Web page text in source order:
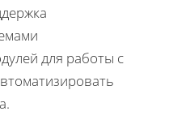
для работы с